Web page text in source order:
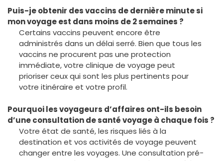
Puis-je obtenir des vaccins de dernière minute si
mon voyage est dans moins de 2 semaines ?
Certains vaccins peuvent encore être
administrés dans un délai serré. Bien que tous les
vaccins ne procurent pas une protection
immédiate, votre clinique de voyage peut
prioriser ceux qui sont les plus pertinents pour
votre itinéraire et votre profil.
Pourquoi les voyageurs d’affaires ont-ils besoin
d’une consultation de santé voyage à chaque fois ?
Votre état de santé, les risques liés à la
destination et vos activités de voyage peuvent
changer entre les voyages. Une consultation pré-